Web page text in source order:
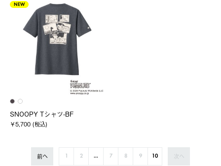
NEW
SNOOPY Tシャツ-BF
￥5,700 (税込)
前へ 2 ... 7 8 9 10 次へ